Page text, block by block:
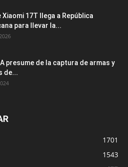
Xiaomi 17T llega a República
para llevar la...
presume de la captura de armas y
de...
1701
1543